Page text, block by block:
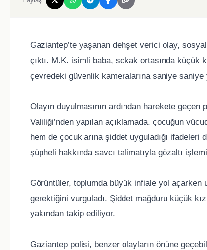
Gaziantep’te yaşanan dehşet verici olay,
çıktı. M.K. isimli baba, sokak ortasında küçük
çevredeki güvenlik kameralarına saniye saniye
Olayın duyulmasının ardından harekete
Valiliği’nden yapılan açıklamada, çocuğun
hem de çocuklarına şiddet uyguladığı ifadeleri
şüpheli hakkında savcı talimatıyla gözaltı
Görüntüler, toplumda büyük infiale yol açarken
gerektiğini vurguladı. Şiddet mağduru küçük
yakından takip ediliyor.
Gaziantep polisi, benzer olayların önüne